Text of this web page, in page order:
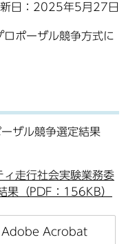
日：2025年5月27日
ポーザル競争方式に
ザル競争選定結果
走行社会実験業務委
果（PDF：156KB）
Adobe Acrobat